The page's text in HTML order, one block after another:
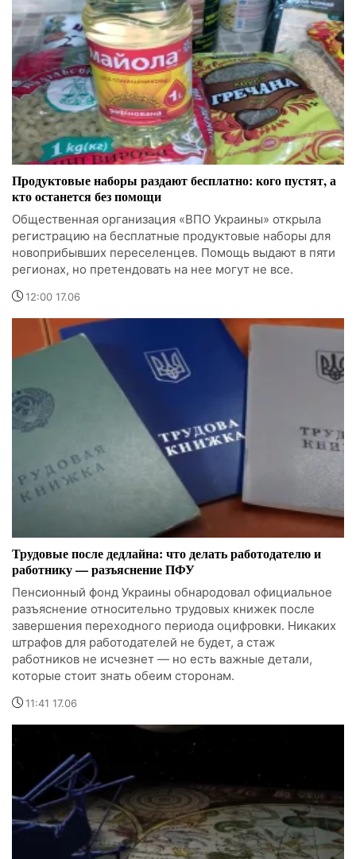
Продуктовые наборы раздают бесплатно: кого пустят, а
кто останется без помощи
Общественная организация «ВПО Украины» открыла
регистрацию на бесплатные продуктовые наборы для
новоприбывших переселенцев. Помощь выдают в пяти
регионах, но претендовать на нее могут не все.
12:00 17.06
Трудовые после дедлайна: что делать работодателю и
работнику — разъяснение ПФУ
Пенсионный фонд Украины обнародовал официальное
разъяснение относительно трудовых книжек после
завершения переходного периода оцифровки. Никаких
штрафов для работодателей не будет, а стаж
работников не исчезнет — но есть важные детали,
которые стоит знать обеим сторонам.
11:41 17.06